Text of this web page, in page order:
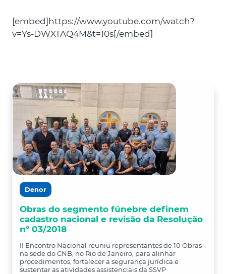
[embed]https://www.youtube.com/watch?
v=Ys-DWXTAQ4M&t=10s[/embed]
Denor
Obras do segmento fúnebre definem
cadastro nacional e revisão da Resolução
nº 03/2018
II Encontro Nacional reuniu representantes de 10 Obras
na sede do CNB, no Rio de Janeiro, para alinhar
procedimentos, fortalecer a segurança jurídica e
sustentar as atividades assistenciais da SSVP